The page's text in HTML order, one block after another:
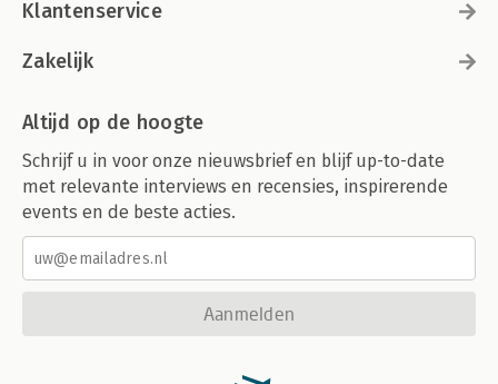
Klantenservice
Zakelijk
Altijd op de hoogte
Schrijf u in voor onze nieuwsbrief en blijf up-to-date
met relevante interviews en recensies, inspirerende
events en de beste acties.
Aanmelden